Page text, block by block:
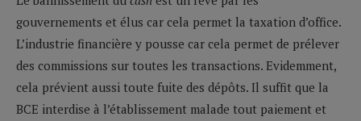
gouvernements et élus car cela permet la taxation d’office.
L’industrie financière y pousse car cela permet de prélever
des commissions sur toutes les transactions. Evidemment,
cela prévient aussi toute fuite des dépôts. Il suffit que la
BCE interdise à l’établissement malade tout paiement et